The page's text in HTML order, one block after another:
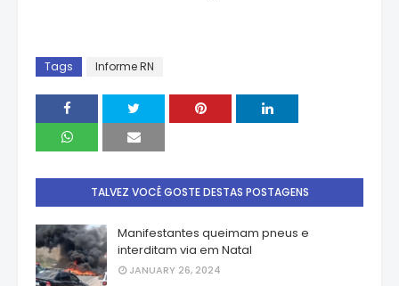
Tags Informe RN
TALVEZ VOCÊ GOSTE DESTAS POSTAGENS
Manifestantes queimam pneus e
interditam via em Natal
JANUARY 26, 2024